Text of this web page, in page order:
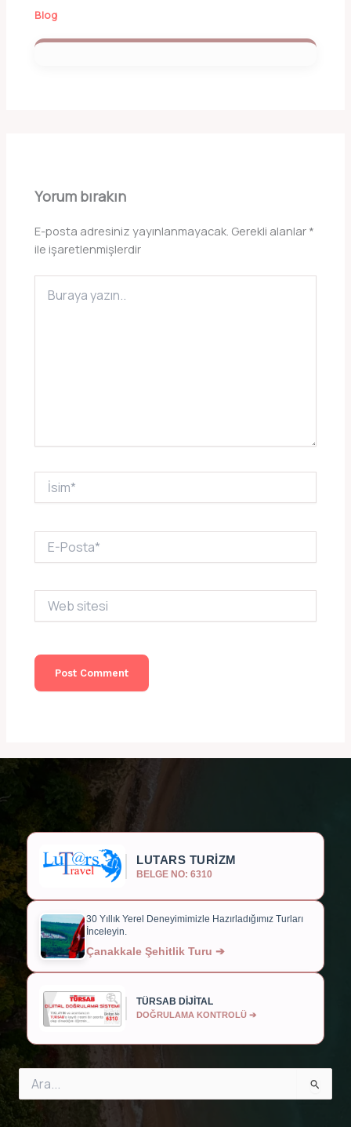
Blog
Yorum bırakın
E-posta adresiniz yayınlanmayacak. Gerekli alanlar *
ile işaretlenmişlerdir
yazın..
İsim*
Posta*
sitesi
LUTARS TURİZM
BELGE NO: 6310
30 Yıllık Yerel Deneyimimizle Hazırladığımız Turları
İnceleyin.
Çanakkale Şehitlik Turu ➔
TÜRSAB DİJİTAL
DOĞRULAMA KONTROLÜ ➔
for: